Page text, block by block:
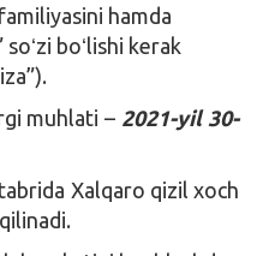
hamda
boʻlishi kerak
muhlati – 2021-yil 30-
Xalqaro qizil xoch